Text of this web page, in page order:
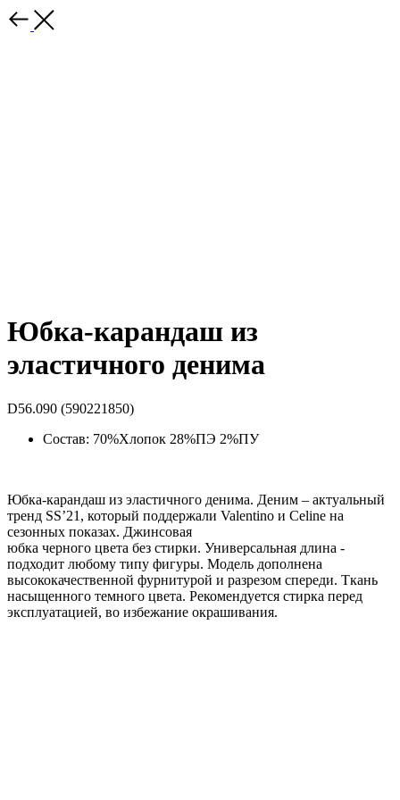
Юбка-карандаш из
эластичного денима
D56.090 (590221850)
Состав: 70%Хлопок 28%ПЭ 2%ПУ
Юбка-карандаш из эластичного денима. Деним – актуальный
тренд SS’21, который поддержали Valentino и Celine на
сезонных показах. Джинсовая
юбка черного цвета без стирки. Универсальная длина -
подходит любому типу фигуры. Модель дополнена
высококачественной фурнитурой и разрезом спереди. Ткань
насыщенного темного цвета. Рекомендуется стирка перед
эксплуатацией, во избежание окрашивания.